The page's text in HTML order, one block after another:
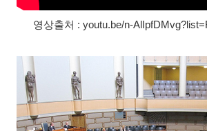
영상출처 : youtu.be/n-